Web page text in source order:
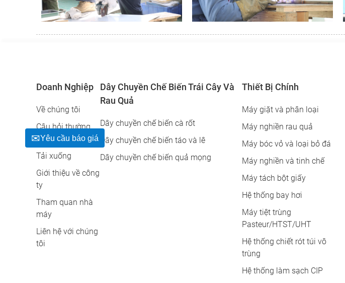
Doanh Nghiệp
Về chúng tôi
Câu hỏi thường
gặp
Tải xuống
Giới thiệu về công
ty
Tham quan nhà
máy
Liên hệ với chúng
tôi
Dây Chuyền Chế Biến Trái Cây Và
Rau Quả
Dây chuyền chế biến cà rốt
Dây chuyền chế biến táo và lê
Dây chuyền chế biến quả mọng
Thiết Bị Chính
Máy giặt và phân loại
Máy nghiền rau quả
Máy bóc vỏ và loại bỏ đá
Máy nghiền và tinh chế
Máy tách bột giấy
Hệ thống bay hơi
Máy tiệt trùng
Pasteur/HTST/UHT
Hệ thống chiết rót túi vô
trùng
Hệ thống làm sạch CIP
Yêu cầu báo giá